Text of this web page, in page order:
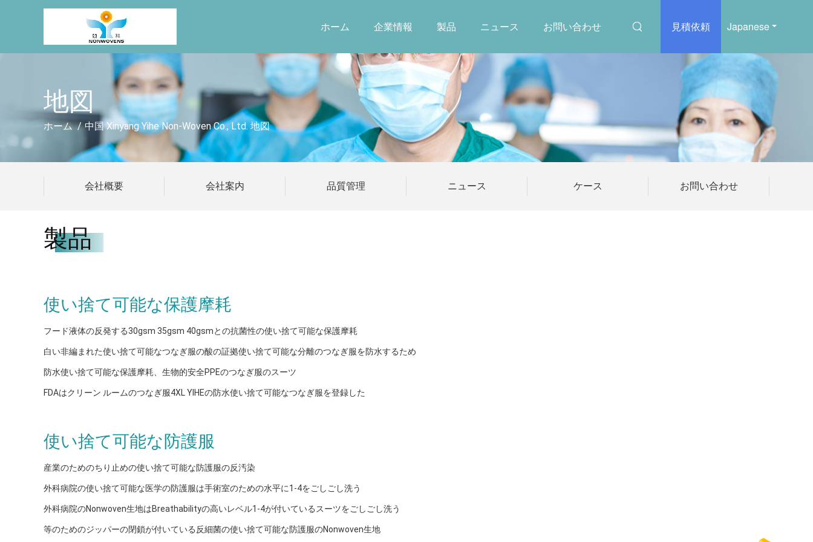
Japanese
見積依頼
ホーム 企業情報 製品 ニュース お問い合わせ
地図
ホーム / 中国 Xinyang Yihe Non-Woven Co., Ltd. 地図
会社概要 会社案内 品質管理 ニュース ケース お問い合わせ
製品
使い捨て可能な保護摩耗
フード液体の反発する30gsm 35gsm 40gsmとの抗菌性の使い捨て可能な保護摩耗
白い非編まれた使い捨て可能なつなぎ服の酸の証拠使い捨て可能な分離のつなぎ服を防水するため
防水使い捨て可能な保護摩耗、生物的安全PPEのつなぎ服のスーツ
FDAはクリーン ルームのつなぎ服4XL YIHEの防水使い捨て可能なつなぎ服を登録した
使い捨て可能な防護服
産業のためのちり止めの使い捨て可能な防護服の反汚染
外科病院の使い捨て可能な医学の防護服は手術室のための水平に1-4をごしごし洗う
外科病院のNonwoven生地はBreathabilityの高いレベル1-4が付いているスーツをごしごし洗う
等のためのジッパーの閉鎖が付いている反細菌の使い捨て可能な防護服のNonwoven生地